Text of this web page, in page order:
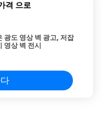
격 으로
광도 영상 벽 광고, 저잡
영상 벽 전시